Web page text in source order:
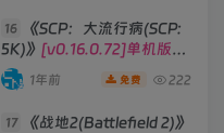
16
《SCP：大流行病(SCP:
5K)》 [v0.16.0.72]单机版/
联机版
1年前 免费 222
17
《战地2(Battlefield 2)》